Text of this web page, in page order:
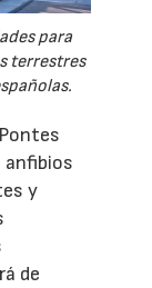
para
terrestres
anfibios
y
de